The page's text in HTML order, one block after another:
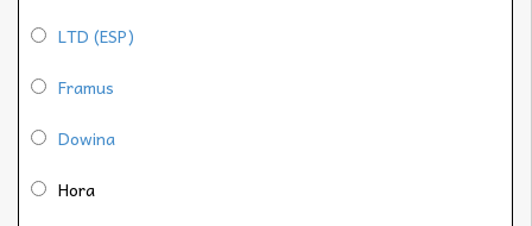
LTD (ESP)
Framus
Dowina
Hora